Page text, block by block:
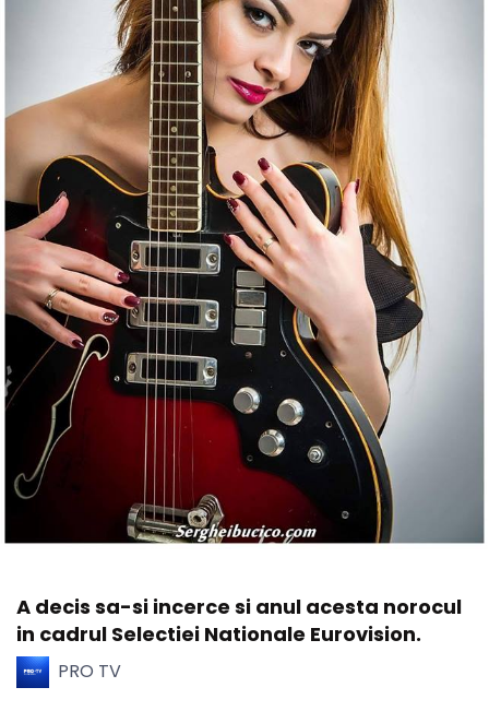
A decis sa-si incerce si anul acesta norocul
in cadrul Selectiei Nationale Eurovision.
PRO TV